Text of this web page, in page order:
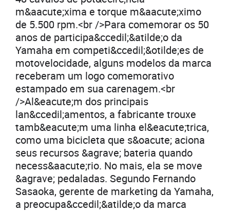
m&aacute;xima e torque m&aacute;ximo
de 5.500 rpm.<br />Para comemorar os 50
anos de participa&ccedil;&atilde;o da
Yamaha em competi&ccedil;&otilde;es de
motovelocidade, alguns modelos da marca
receberam um logo comemorativo
estampado em sua carenagem.<br
/>Al&eacute;m dos principais
lan&ccedil;amentos, a fabricante trouxe
tamb&eacute;m uma linha el&eacute;trica,
como uma bicicleta que s&oacute; aciona
seus recursos &agrave; bateria quando
necess&aacute;rio. No mais, ela se move
&agrave; pedaladas. Segundo Fernando
Sasaoka, gerente de marketing da Yamaha,
a preocupa&ccedil;&atilde;o da marca